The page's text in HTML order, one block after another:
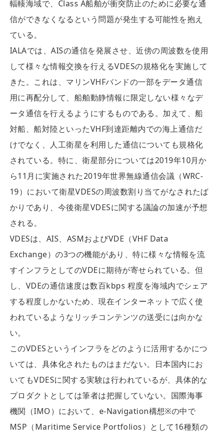
輻輳海域で、Class A船舶が衝突防止のために必要な通
信ができなくなるという問題が発生する可能性を抱え
ている。
IALAでは、AISの通信を発展させ、近傍の周波数を使用
して様々な情報交換を行えるVDESの規格化を実施して
きた。これは、マリンVHFバンドの一部をデータ通信
用に再配分して、船舶動静情報に限定しない様々なデ
ータ通信を行えるようにするものである。加えて、船
対船、船対陸といったVHF到達距離内での海上通信だ
けでなく、人工衛星を利用した通信についても規格化
されている。特に、衛星部分については2019年10月か
ら11月に実施された2019年世界無線通信会議（WRC-
19）において衛星VDESの周波数割り当てがなされたば
かりであり、今後衛星VDESに関する議論の加速が予想
される。
VDESは、AIS、ASMおよびVDE（VHF Data
Exchange）の3つの機能があり、特に様々な情報を流
すインフラとしてのVDEに期待が寄せられている。但
し、VDEの通信速度は数百kbps 程度を海域内でシェア
する程度しかないため、現在インターネットで広く使
われているようなリッチコンテンツの送受には向かな
い。
このVDESというインフラをどのように活用するかにつ
いては、具体化されたものはまだない。日本国内にお
いてもVDESに関する実験は行われているが、具体的な
プロダクトとしては筆者は把握していない。国際海事
機関（IMO）において、e-Navigation構想※の中で
MSP（Maritime Service Portfolios）として16種類の